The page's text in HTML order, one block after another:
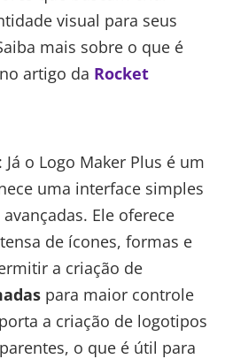
visual para seus
mais sobre o que é
artigo da Rocket
Já o Logo Maker Plus é um
uma interface simples
Ele oferece
de ícones, formas e
a criação de
para maior controle
a criação de logotipos
o que é útil para